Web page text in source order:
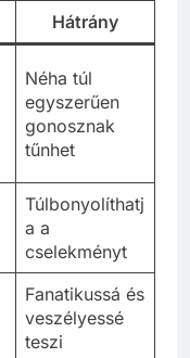
Hátrány
Néha túl
egyszerűen
gonosznak
tűnhet
Túlbonyolíthatj
a a
cselekményt
Fanatikussá és
veszélyessé
teszi